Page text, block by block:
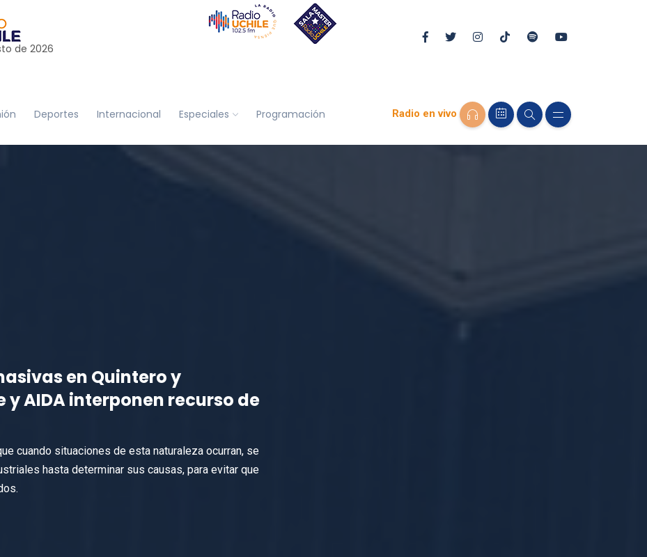
de 2026
Deportes Internacional Especiales Programación Radio en vivo
en Quintero y
AIDA interponen recurso de
cuando situaciones de esta naturaleza ocurran, se
hasta determinar sus causas, para evitar que